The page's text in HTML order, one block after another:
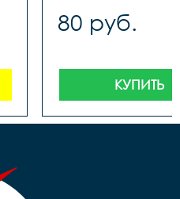
80 руб.
КУПИТЬ